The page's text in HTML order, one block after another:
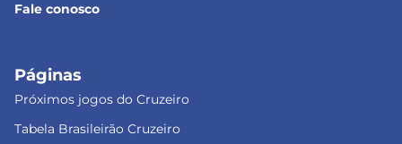
Fale conosco
Páginas
Próximos jogos do Cruzeiro
Tabela Brasileirão Cruzeiro